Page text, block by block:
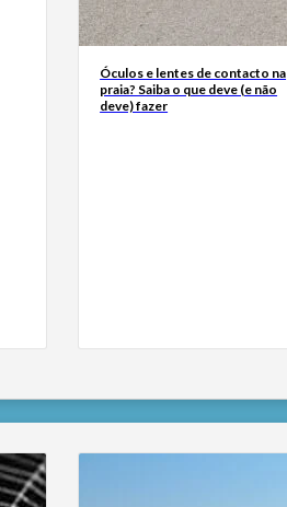
Óculos e lentes de contacto na
praia? Saiba o que deve (e não
deve) fazer